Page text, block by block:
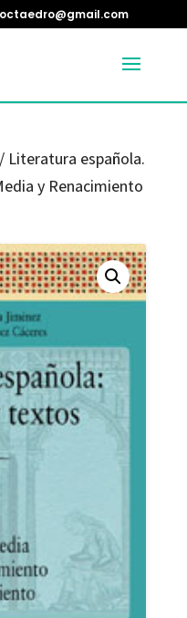
/ Literatura española.
y Renacimiento